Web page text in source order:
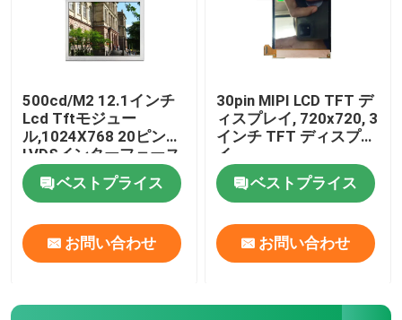
PMOLEDの表示
LEDのデジタル表示装置
容量性タッチ パネル
500cd/M2 12.1インチ
Lcd Tftモジュー
ル,1024X768 20ピン
LVDSインターフェース
ベストプライス
お問い合わせ
30pin MIPI LCD TFT デ
ィスプレイ, 720x720, 3
インチ TFT ディスプレ
イ
ベストプライス
お問い合わせ